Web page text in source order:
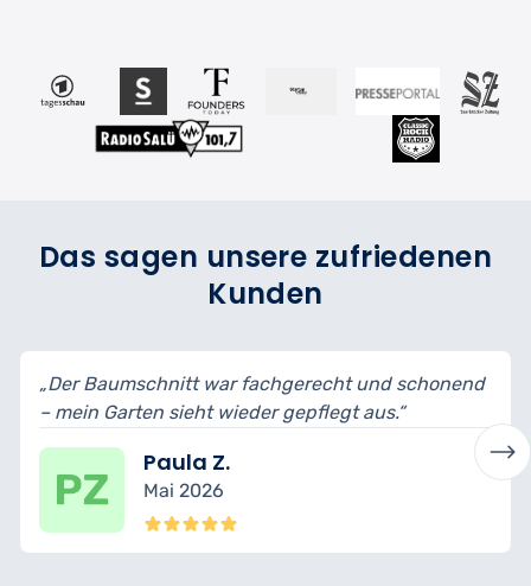
Das sagen unsere zufriedenen
Kunden
war fachgerecht und schonend
sieht wieder gepflegt aus.“
Paula Z.
Mai 2026
„Sehr
– es wirkt alles